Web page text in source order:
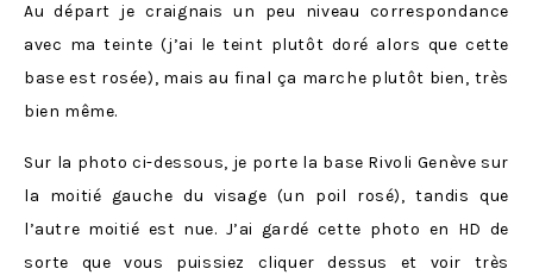
Au départ je craignais un peu niveau correspondance
avec ma teinte (j’ai le teint plutôt doré alors que cette
base est rosée), mais au final ça marche plutôt bien, très
bien même.
Sur la photo ci-dessous, je porte la base Rivoli Genève sur
la moitié gauche du visage (un poil rosé), tandis que
l’autre moitié est nue. J’ai gardé cette photo en HD de
sorte que vous puissiez cliquer dessus et voir très